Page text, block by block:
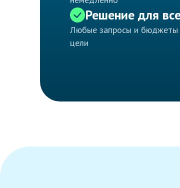
Решение для
Любые запросы и бюджеты
цели